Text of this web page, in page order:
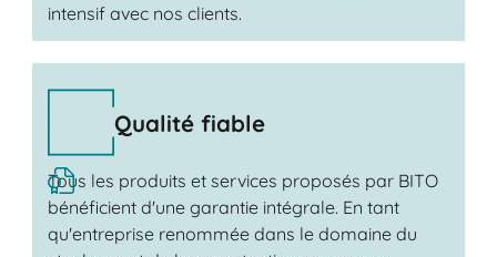
intensif avec nos clients.
Qualité fiable
Tous les produits et services proposés par BITO
bénéficient d'une garantie intégrale. En tant
qu'entreprise renommée dans le domaine du